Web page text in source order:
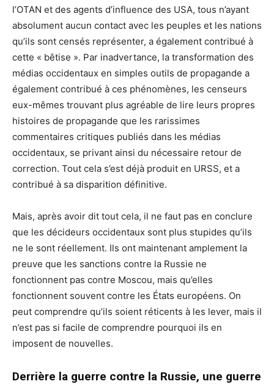
l’OTAN et des agents d’influence des USA, tous n’ayant
absolument aucun contact avec les peuples et les nations
qu’ils sont censés représenter, a également contribué à
cette « bêtise ». Par inadvertance, la transformation des
médias occidentaux en simples outils de propagande a
également contribué à ces phénomènes, les censeurs
eux-mêmes trouvant plus agréable de lire leurs propres
histoires de propagande que les rarissimes
commentaires critiques publiés dans les médias
occidentaux, se privant ainsi du nécessaire retour de
correction. Tout cela s’est déjà produit en URSS, et a
contribué à sa disparition définitive.
Mais, après avoir dit tout cela, il ne faut pas en conclure
que les décideurs occidentaux sont plus stupides qu’ils
ne le sont réellement. Ils ont maintenant amplement la
preuve que les sanctions contre la Russie ne
fonctionnent pas contre Moscou, mais qu’elles
fonctionnent souvent contre les États européens. On
peut comprendre qu’ils soient réticents à les lever, mais il
n’est pas si facile de comprendre pourquoi ils en
imposent de nouvelles.
Derrière la guerre contre la Russie, une guerre